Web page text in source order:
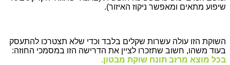
שיפוע מתאים ומאפשר ניקוז האיזור).
השוקת הזו עולה עשרות שקלים בלבד וכדי שלא תצטרכו להתעסק
בעוד משהו, חשוב שתזכרו לציין את הדרישה הזו במסמכי החוזה:
בכל מוצא מרזב תונח שוקת מבטון.